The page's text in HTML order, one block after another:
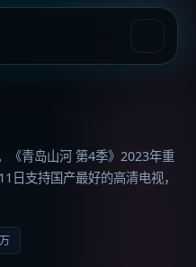
《青岛山河 第4季》2023年重
日支持国产最好的高清电视，